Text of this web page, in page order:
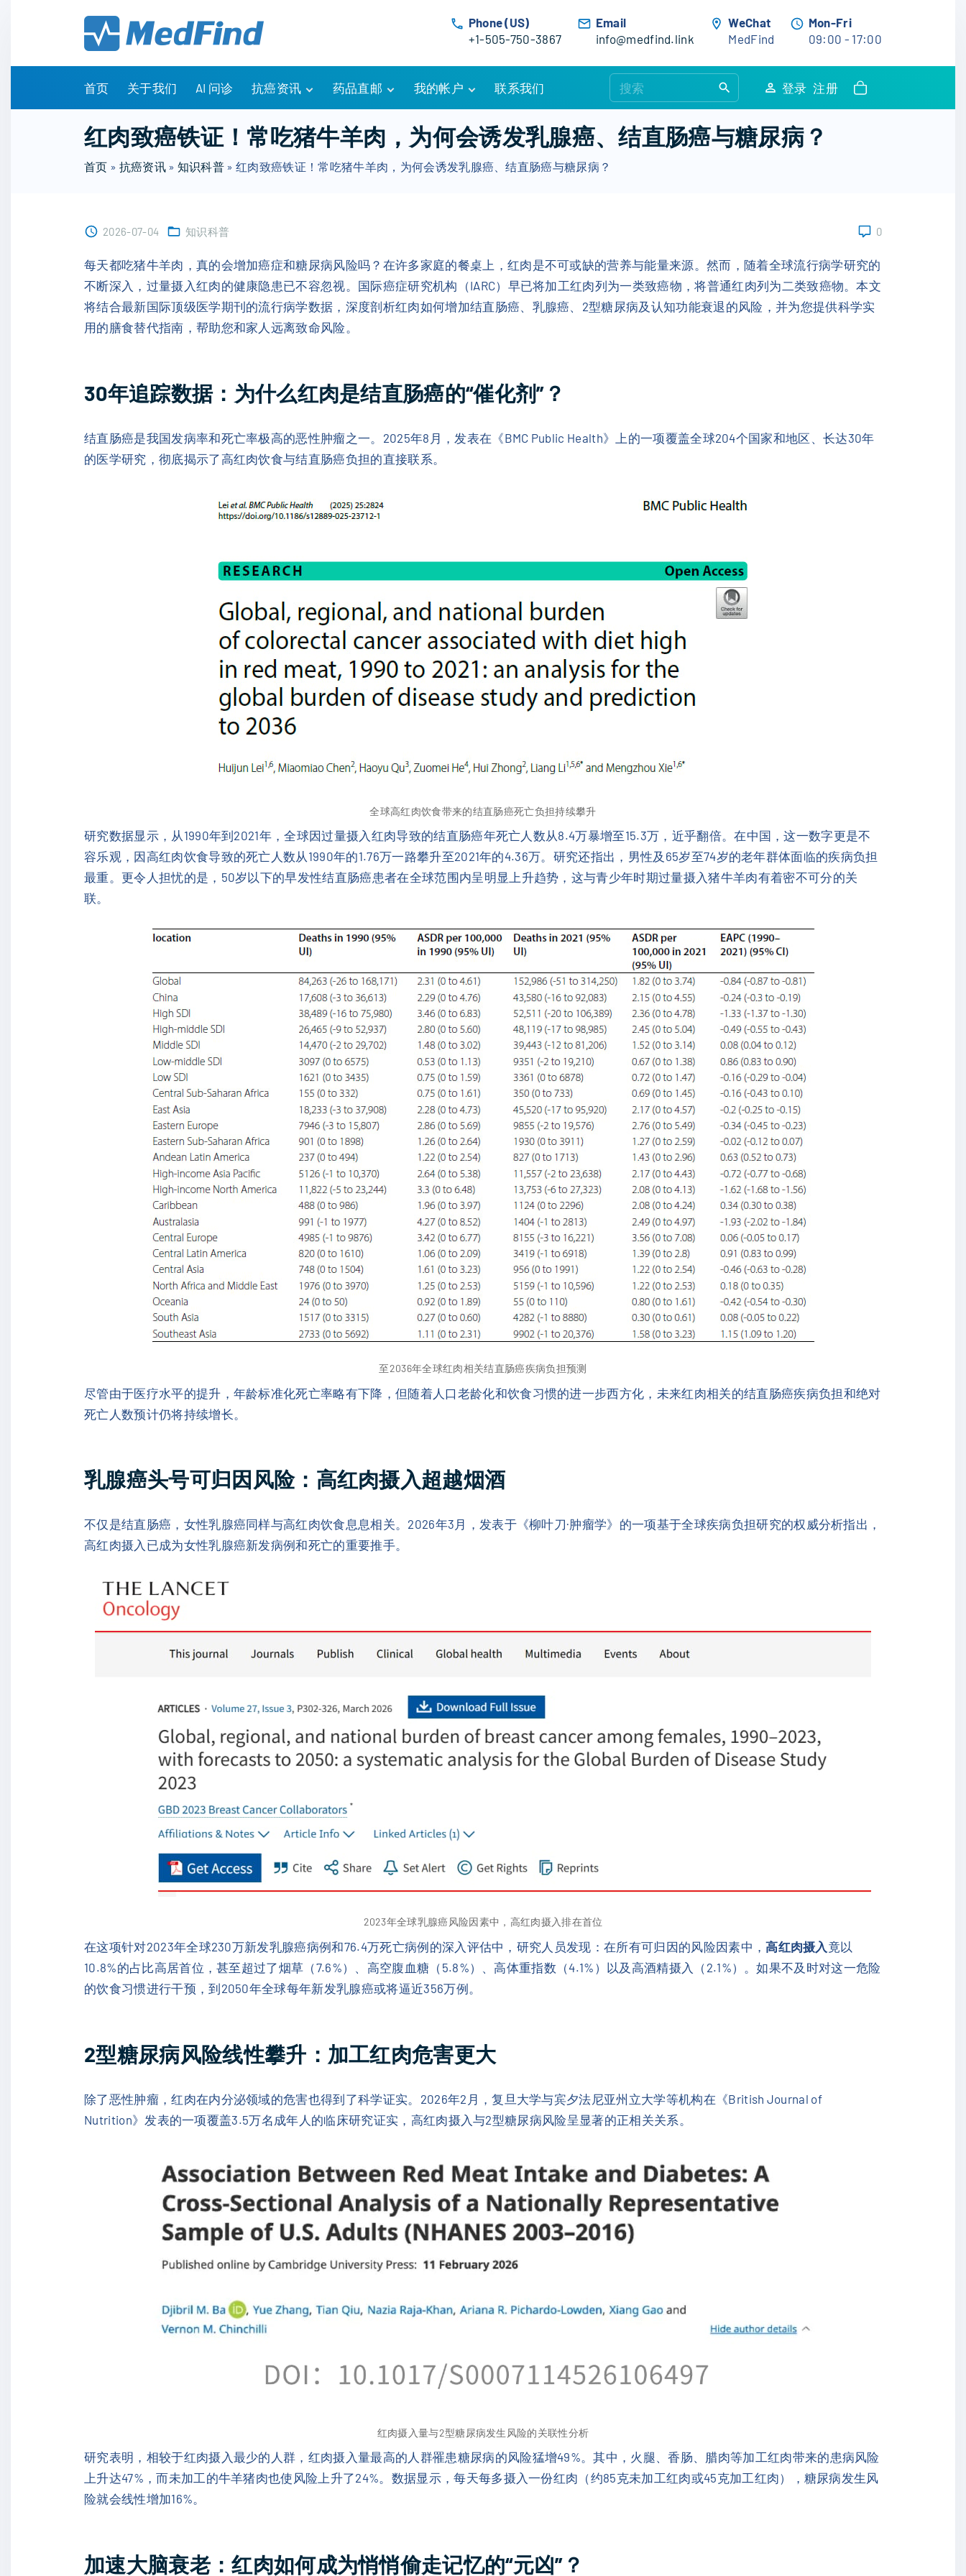
Phone (US)
+1-505-750-3867
Email
info@medfind.link
WeChat
MedFind
Mon-Fri
09:00 - 17:00
首页 关于我们 AI 问诊 抗癌资讯
有问有答
诊疗指南
药物信息
药品直邮
购物车
订单追踪
优惠活动
我的帐户
账户详情
我的订单
联系我们
e
r
登录 注册
红肉致癌铁证！常吃猪牛羊肉，为何会诱发乳腺癌、结直肠癌与糖尿病？
首页 » 抗癌资讯» 知识科普 »红肉致癌铁证！常吃猪牛羊肉，为何会诱发乳腺癌、结直肠癌与糖尿病？
2026-07-04 知识科普 0
每天都吃猪牛羊肉，真的会增加癌症和糖尿病风险吗？在许多家庭的餐桌上，红肉是不可或缺的营养与能量来源。然而，随着全球流行病学研究的
不断深入，过量摄入红肉的健康隐患已不容忽视。国际癌症研究机构（IARC）早已将加工红肉列为一类致癌物，将普通红肉列为二类致癌物。本文
将结合最新国际顶级医学期刊的流行病学数据，深度剖析红肉如何增加结直肠癌、乳腺癌、2型糖尿病及认知功能衰退的风险，并为您提供科学实
用的膳食替代指南，帮助您和家人远离致命风险。
30年追踪数据：为什么红肉是结直肠癌的“催化剂”？
结直肠癌是我国发病率和死亡率极高的恶性肿瘤之一。2025年8月，发表在《BMC Public Health》上的一项覆盖全球204个国家和地区、长达30年
的医学研究，彻底揭示了高红肉饮食与结直肠癌负担的直接联系。
全球高红肉饮食带来的结直肠癌死亡负担持续攀升
研究数据显示，从1990年到2021年，全球因过量摄入红肉导致的结直肠癌年死亡人数从8.4万暴增至15.3万，近乎翻倍。在中国，这一数字更是不
容乐观，因高红肉饮食导致的死亡人数从1990年的1.76万一路攀升至2021年的4.36万。研究还指出，男性及65岁至74岁的老年群体面临的疾病负担
最重。更令人担忧的是，50岁以下的早发性结直肠癌患者在全球范围内呈明显上升趋势，这与青少年时期过量摄入猪牛羊肉有着密不可分的关
联。
至2036年全球红肉相关结直肠癌疾病负担预测
尽管由于医疗水平的提升，年龄标准化死亡率略有下降，但随着人口老龄化和饮食习惯的进一步西方化，未来红肉相关的结直肠癌疾病负担和绝对
死亡人数预计仍将持续增长。
乳腺癌头号可归因风险：高红肉摄入超越烟酒
不仅是结直肠癌，女性乳腺癌同样与高红肉饮食息息相关。2026年3月，发表于《柳叶刀·肿瘤学》的一项基于全球疾病负担研究的权威分析指出，
高红肉摄入已成为女性乳腺癌新发病例和死亡的重要推手。
2023年全球乳腺癌风险因素中，高红肉摄入排在首位
在这项针对2023年全球230万新发乳腺癌病例和76.4万死亡病例的深入评估中，研究人员发现：在所有可归因的风险因素中，高红肉摄入 竟以
10.8%的占比高居首位，甚至超过了烟草（7.6%）、高空腹血糖（5.8%）、高体重指数（4.1%）以及高酒精摄入（2.1%）。如果不及时对这一危险
的饮食习惯进行干预，到2050年全球每年新发乳腺癌或将逼近356万例。
2型糖尿病风险线性攀升：加工红肉危害更大
除了恶性肿瘤，红肉在内分泌领域的危害也得到了科学证实。2026年2月，复旦大学与宾夕法尼亚州立大学等机构在《British Journal of
Nutrition》发表的一项覆盖3.5万名成年人的临床研究证实，高红肉摄入与2型糖尿病风险呈显著的正相关关系。
红肉摄入量与2型糖尿病发生风险的关联性分析
研究表明，相较于红肉摄入最少的人群，红肉摄入量最高的人群罹患糖尿病的风险猛增49%。其中，火腿、香肠、腊肉等加工红肉带来的患病风险
上升达47%，而未加工的牛羊猪肉也使风险上升了24%。数据显示，每天每多摄入一份红肉（约85克未加工红肉或45克加工红肉），糖尿病发生风
险就会线性增加16%。
加速大脑衰老：红肉如何成为悄悄偷走记忆的“元凶”？